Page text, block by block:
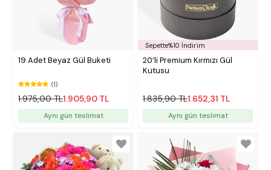
19 Adet Beyaz Gül Buketi
(1)
1.975,00 TL1.905,90 TL
Aynı gün teslimat
Sepette%10 İndirim
20’li Premium Kırmızı Gül
Kutusu
1.835,90 TL1.652,31 TL
Aynı gün teslimat